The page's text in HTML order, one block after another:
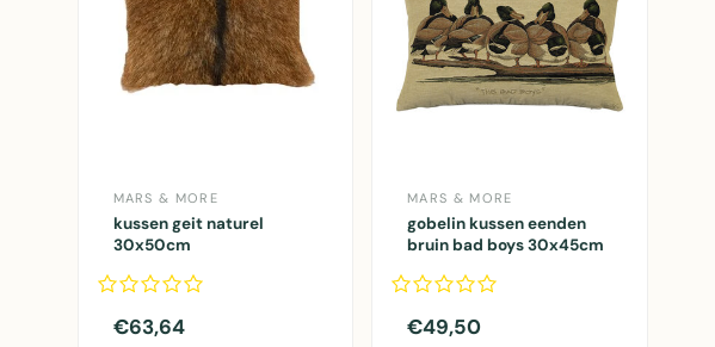
MARS & MORE
kussen geit naturel
30x50cm
€63,64
MARS & MORE
gobelin kussen eenden
bruin bad boys 30x45cm
€49,50